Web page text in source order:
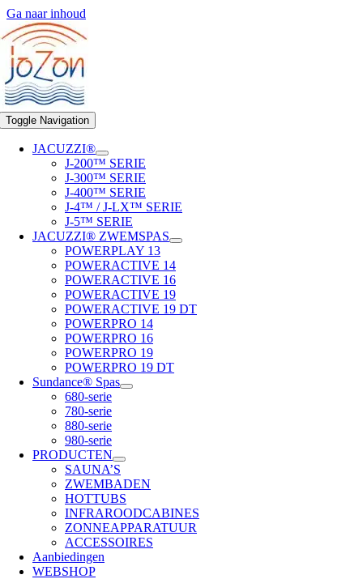
Ga naar inhoud
Toggle Navigation
JACUZZI®
J-200™ SERIE
J-300™ SERIE
J-400™ SERIE
J-4™ / J-LX™ SERIE
J-5™ SERIE
JACUZZI® ZWEMSPAS
POWERPLAY 13
POWERACTIVE 14
POWERACTIVE 16
POWERACTIVE 19
POWERACTIVE 19 DT
POWERPRO 14
POWERPRO 16
POWERPRO 19
POWERPRO 19 DT
Sundance® Spas
680-serie
780-serie
880-serie
980-serie
PRODUCTEN
SAUNA’S
ZWEMBADEN
HOTTUBS
INFRAROODCABINES
ZONNEAPPARATUUR
ACCESSOIRES
Aanbiedingen
WEBSHOP